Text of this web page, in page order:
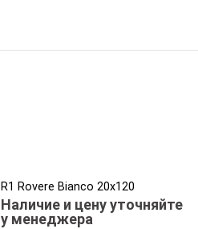
R1 Rovere Bianco 20x120
Наличие и цену уточняйте
у менеджера